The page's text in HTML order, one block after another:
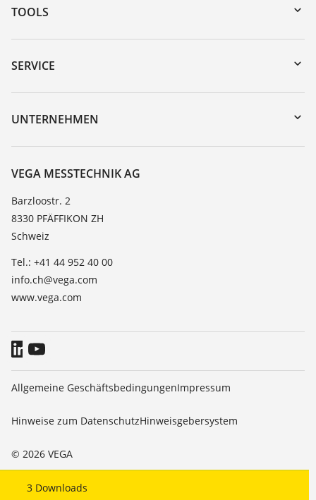
3 Downloads
TOOLS
Download-Center
Gerätesuche (Seriennummer)
DTM Collection/PACTware
SERVICE
Geräterücksendung
Trainings
Beständigkeitsliste
TeamViewer
UNTERNEHMEN
Über VEGA
Kontakt
News
Presse
Blog
VEGA MESSTECHNIK AG
Barzloostr. 2
8330 PFÄFFIKON ZH
Schweiz
Tel.: +41 44 952 40 00
info.ch@vega.com
www.vega.com
© 2026 VEGA
Allgemeine GeschäftsbedingungenImpressum
Hinweise zum DatenschutzHinweisgebersystem